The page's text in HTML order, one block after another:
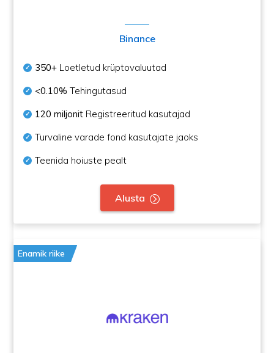
Binance
350+ Loetletud krüptovaluutad
<0.10% Tehingutasud
120 miljonit Registreeritud kasutajad
Turvaline varade fond kasutajate jaoks
Teenida hoiuste pealt
Alusta
Enamik riike